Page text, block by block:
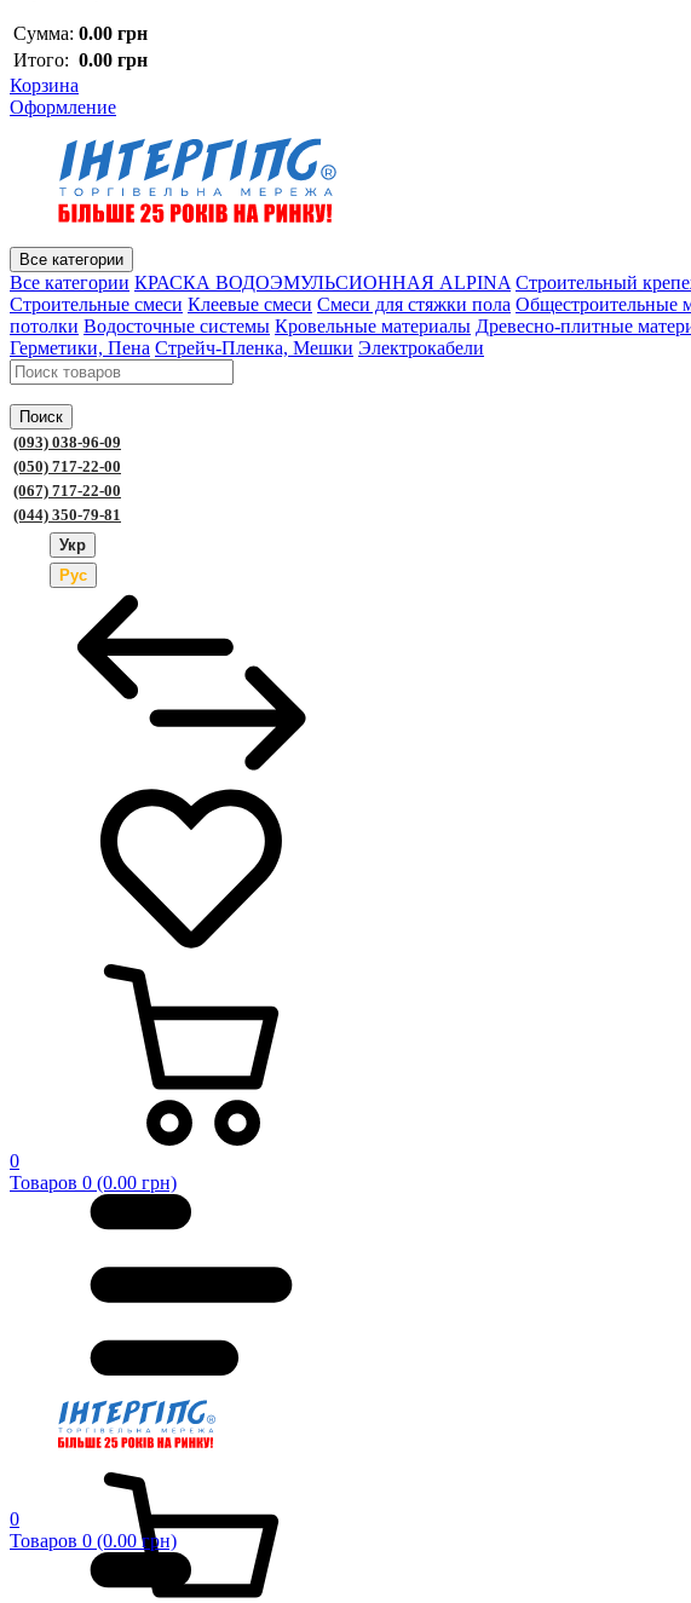
Сумма: 0.00 грн
Итого: 0.00 грн
Корзина
Оформление
Все категории
Все категории КРАСКА ВОДОЭМУЛЬСИОННАЯ ALPINA Строительный
Строительные смеси Клеевые смеси Смеси для стяжки пола Общестроительные
потолки Водосточные системы Кровельные материалы Древесно-плитные
Герметики, Пена Стрейч-Пленка, Мешки Электрокабели
Поиск
(093) 038-96-09
(050) 717-22-00
(067) 717-22-00
(044) 350-79-81
Укр
Рус
0
Товаров 0 (0.00 грн)
0
Товаров 0 (0.00 грн)